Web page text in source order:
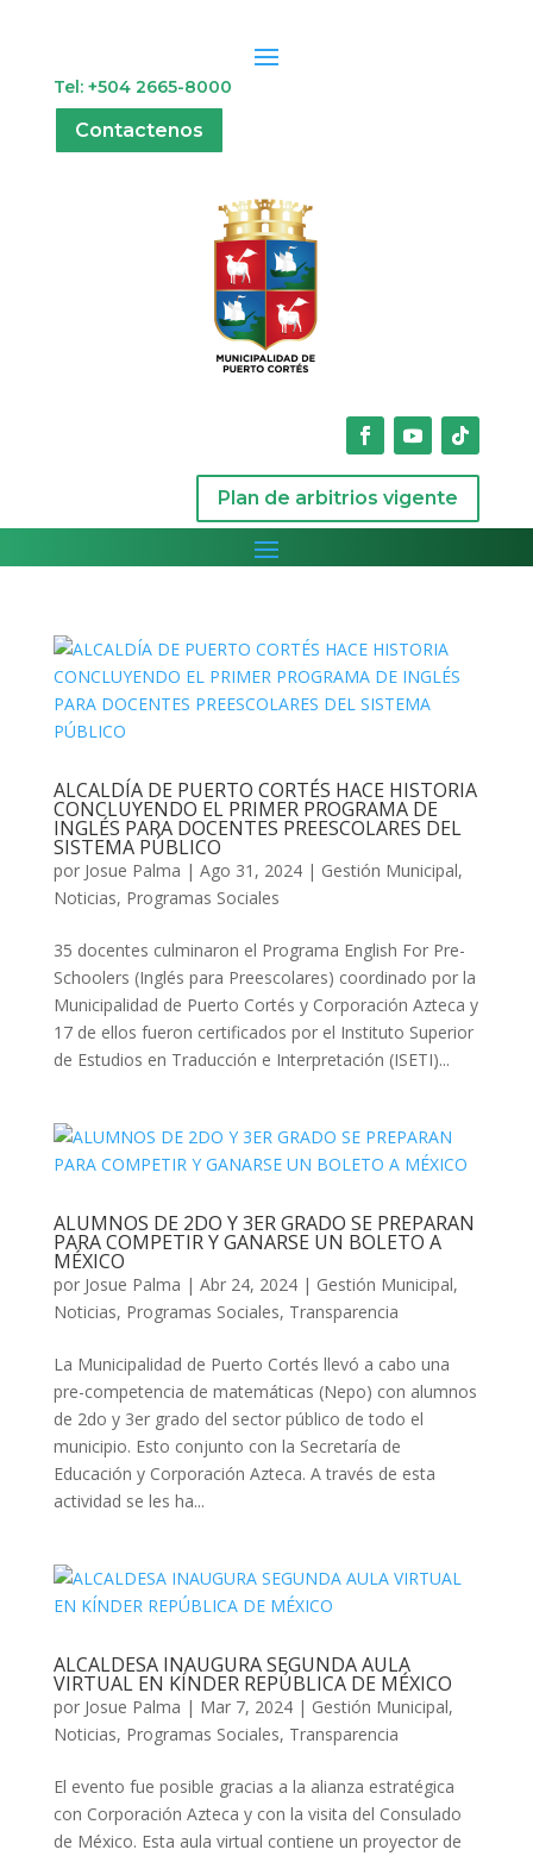
Tel: +504 2665-8000
Contactenos
Plan de arbitrios vigente
ALCALDÍA DE PUERTO CORTÉS HACE HISTORIA
CONCLUYENDO EL PRIMER PROGRAMA DE
INGLÉS PARA DOCENTES PREESCOLARES DEL
SISTEMA PÚBLICO
por Josue Palma | Ago 31, 2024| Gestión Municipal,
Noticias, Programas Sociales
35 docentes culminaron el Programa English For Pre-
Schoolers (Inglés para Preescolares) coordinado por la
Municipalidad de Puerto Cortés y Corporación Azteca y
17 de ellos fueron certificados por el Instituto Superior
de Estudios en Traducción e Interpretación (ISETI)...
ALUMNOS DE 2DO Y 3ER GRADO SE PREPARAN
PARA COMPETIR Y GANARSE UN BOLETO A
MÉXICO
por Josue Palma | Abr 24, 2024| Gestión Municipal,
Noticias, Programas Sociales, Transparencia
La Municipalidad de Puerto Cortés llevó a cabo una
pre-competencia de matemáticas (Nepo) con alumnos
de 2do y 3er grado del sector público de todo el
municipio. Esto conjunto con la Secretaría de
Educación y Corporación Azteca. A través de esta
actividad se les ha...
ALCALDESA INAUGURA SEGUNDA AULA
VIRTUAL EN KÍNDER REPÚBLICA DE MÉXICO
por Josue Palma | Mar 7, 2024| Gestión Municipal,
Noticias, Programas Sociales, Transparencia
El evento fue posible gracias a la alianza estratégica
con Corporación Azteca y con la visita del Consulado
de México. Esta aula virtual contiene un proyector de